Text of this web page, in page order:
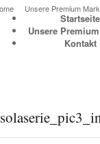
Unsere Premium
Startseite
Unsere
Kontakt